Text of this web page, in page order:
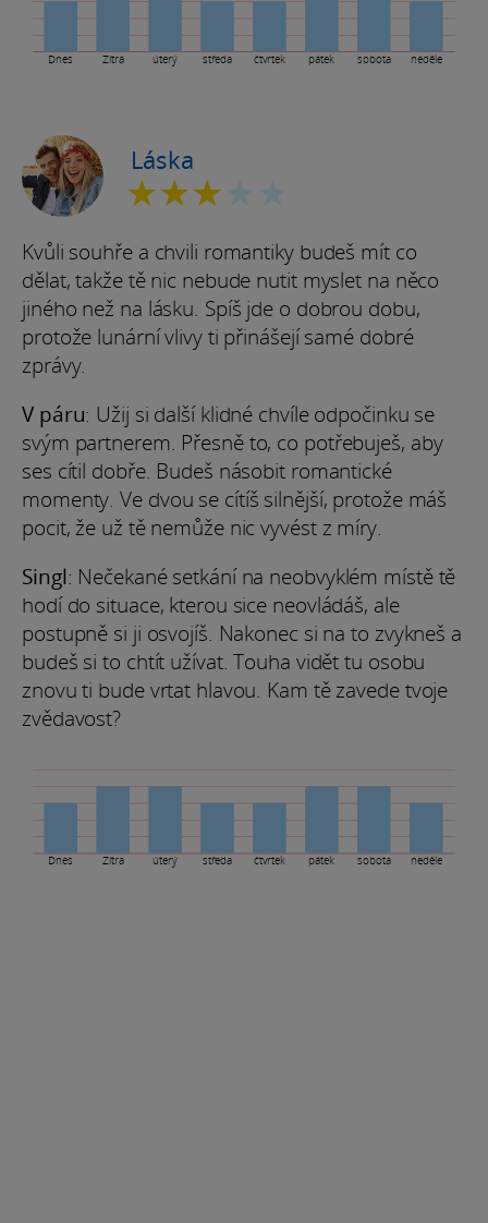
Dnes Zítra úterý středa čtvrtek pátek sobota neděle
Láska
★★★★★
Dnes Zítra úterý středa čtvrtek pátek sobota neděle
Kvůli souhře a chvili romantiky budeš mít co
dělat, takže tě nic nebude nutit myslet na něco
jiného než na lásku. Spíš jde o dobrou dobu,
protože lunární vlivy ti přinášejí samé dobré
zprávy.
V páru: Užij si další klidné chvíle odpočinku se
svým partnerem. Přesně to, co potřebuješ, aby
ses cítil dobře. Budeš násobit romantické
momenty. Ve dvou se cítíš silnější, protože máš
pocit, že už tě nemůže nic vyvést z míry.
Singl: Nečekané setkání na neobvyklém místě tě
hodí do situace, kterou sice neovládáš, ale
postupně si ji osvojíš. Nakonec si na to zvykneš a
budeš si to chtít užívat. Touha vidět tu osobu
znovu ti bude vrtat hlavou. Kam tě zavede tvoje
zvědavost?